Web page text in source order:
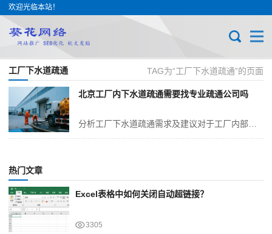
欢迎光临本站！
TAG为“工厂下水道疏通”的页面
工厂下水道疏通
北京工厂内下水道疏通需要找专业疏通公司吗
热门文章
Excel表格中如何关闭自动超链接？
3305